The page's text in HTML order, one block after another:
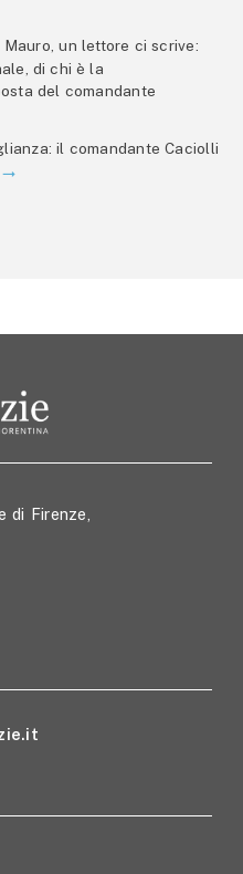
un lettore ci scrive:
di chi è la
del comandante
il comandante Caciolli
di Firenze,